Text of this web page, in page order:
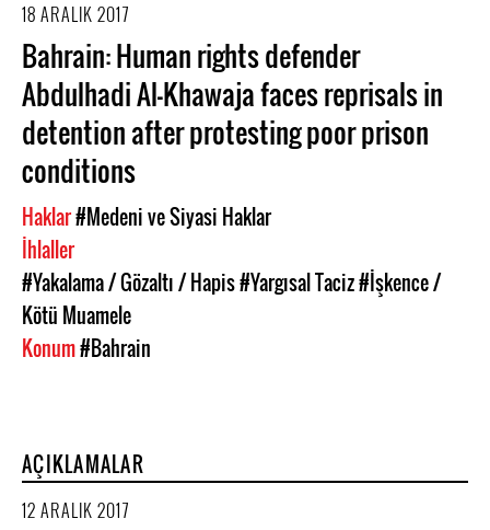
18 ARALIK 2017
Bahrain: Human rights defender
Abdulhadi Al-Khawaja faces reprisals in
detention after protesting poor prison
conditions
Haklar#Medeni ve Siyasi Haklar
İhlaller
#Yakalama / Gözaltı / Hapis#Yargısal Taciz#İşkence /
Kötü Muamele
Konum#Bahrain
AÇIKLAMALAR
12 ARALIK 2017